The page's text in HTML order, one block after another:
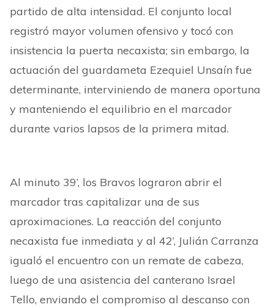
partido de alta intensidad. El conjunto local
registró mayor volumen ofensivo y tocó con
insistencia la puerta necaxista; sin embargo, la
actuación del guardameta Ezequiel Unsaín fue
determinante, interviniendo de manera oportuna
y manteniendo el equilibrio en el marcador
durante varios lapsos de la primera mitad.
Al minuto 39’, los Bravos lograron abrir el
marcador tras capitalizar una de sus
aproximaciones. La reacción del conjunto
necaxista fue inmediata y al 42’, Julián Carranza
igualó el encuentro con un remate de cabeza,
luego de una asistencia del canterano Israel
Tello, enviando el compromiso al descanso con